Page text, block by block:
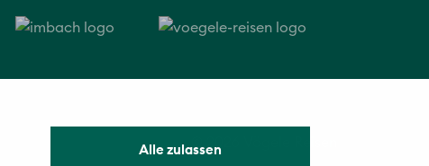
Alle zulassen